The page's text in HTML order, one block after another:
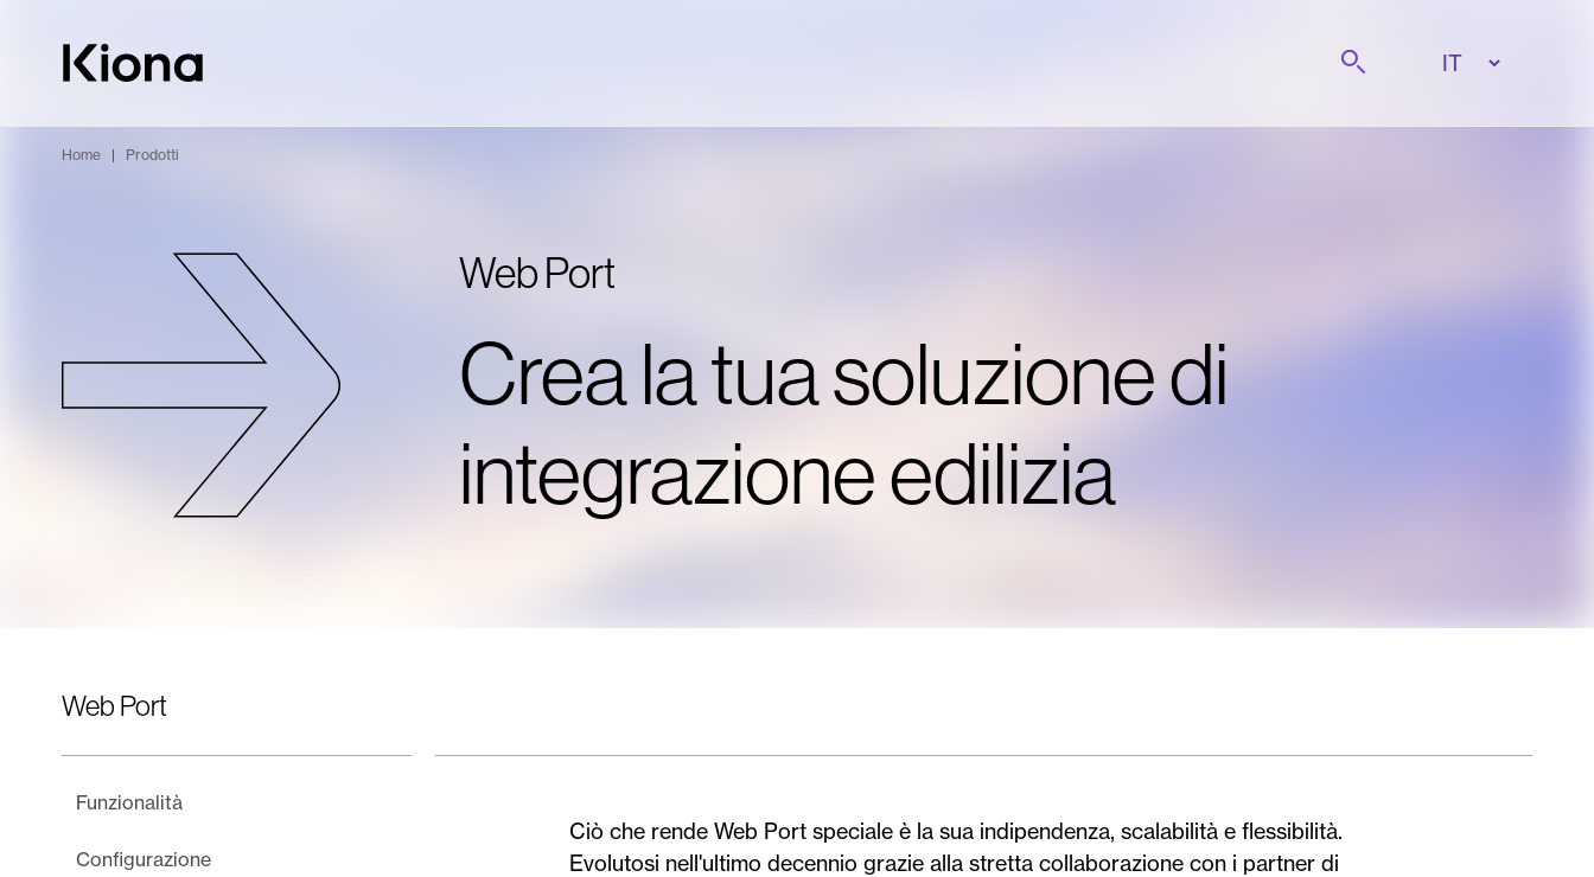
Vai alla homepage
Cerca
Home | Prodotti
Web Port
Crea la tua soluzione di
integrazione edilizia
Web Port
Funzionalità
Configurazione
Ciò che rende Web Port speciale è la sua indipendenza, scalabilità e flessibilità.
Evolutosi nell'ultimo decennio grazie alla stretta collaborazione con i partner di